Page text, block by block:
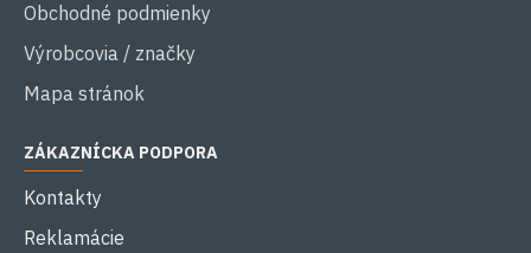
Obchodné podmienky
Výrobcovia / značky
Mapa stránok
ZÁKAZNÍCKA PODPORA
Kontakty
Reklamácie